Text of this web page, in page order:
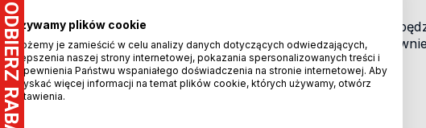
praktyczny element garderoby, ale
wszędzie ze sobą.
Używamy plików cookie
Możemy je zamieścić w celu analizy danych dotyczących odwiedzających,
ulepszenia naszej strony internetowej, pokazania spersonalizowanych treści i
zapewnienia Państwu wspaniałego doświadczenia na stronie internetowej. Aby
uzyskać więcej informacji na temat plików cookie, których używamy, otwórz
ustawienia.